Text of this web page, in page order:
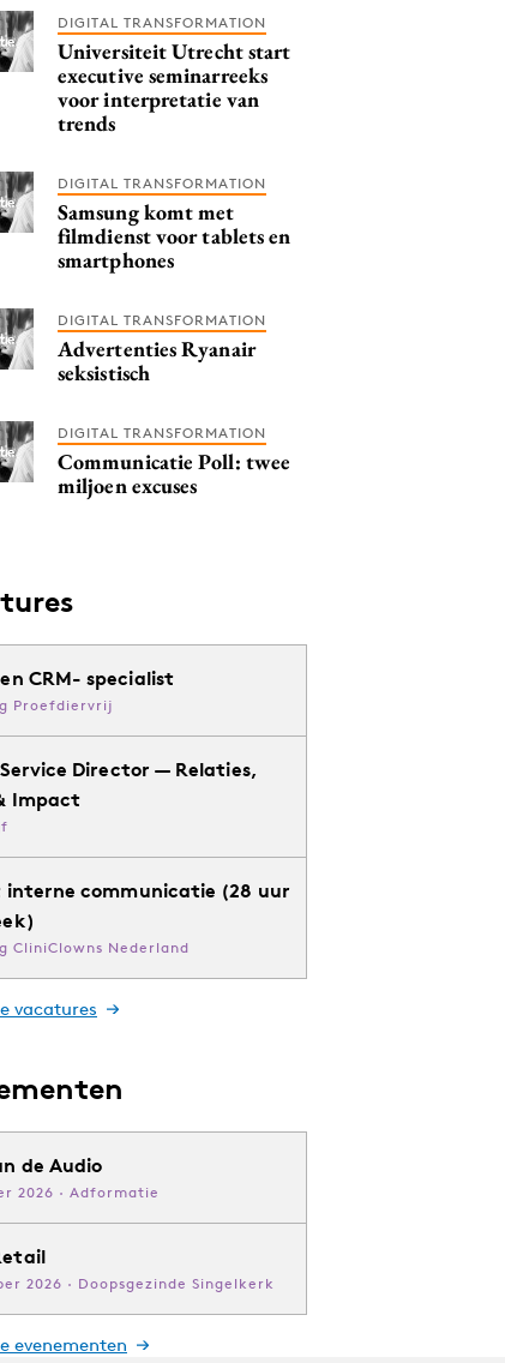
DIGITAL TRANSFORMATION
Universiteit Utrecht start
executive seminarreeks
voor interpretatie van
trends
DIGITAL TRANSFORMATION
Samsung komt met
filmdienst voor tablets en
smartphones
DIGITAL TRANSFORMATION
Advertenties Ryanair
seksistisch
DIGITAL TRANSFORMATION
Communicatie Poll: twee
miljoen excuses
CRM- specialist
Proefdiervrij
Director — Relaties,
Impact
interne communicatie (28 uur
CliniClowns Nederland
vacatures
de Audio
2026 · Adformatie
2026 · Doopsgezinde Singelkerk
evenementen